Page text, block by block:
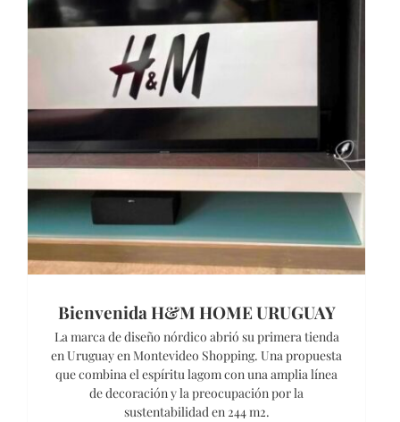
Bienvenida H&M HOME URUGUAY
La marca de diseño nórdico abrió su primera tienda
en Uruguay en Montevideo Shopping. Una propuesta
que combina el espíritu lagom con una amplia línea
de decoración y la preocupación por la
sustentabilidad en 244 m2.